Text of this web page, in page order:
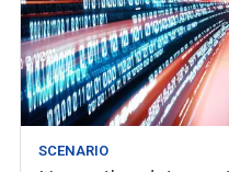
SCENARIO